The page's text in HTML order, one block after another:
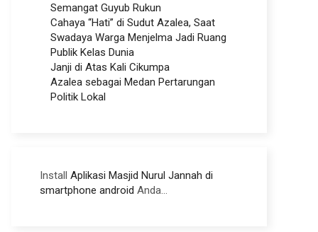
Semangat Guyub Rukun
Cahaya “Hati” di Sudut Azalea, Saat
Swadaya Warga Menjelma Jadi Ruang
Publik Kelas Dunia
Janji di Atas Kali Cikumpa
Azalea sebagai Medan Pertarungan
Politik Lokal
Install Aplikasi Masjid Nurul Jannah di
smartphone android Anda...